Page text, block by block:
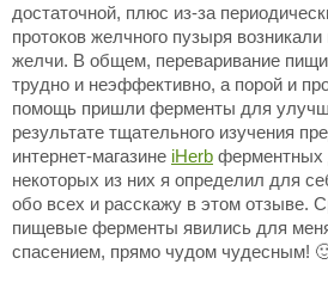
достаточной, плюс из-за
протоков желчного пузыря
желчи. В общем, переваривание
трудно и неэффективно, а порой и
помощь пришли ферменты для
результате тщательного изучения
интернет-магазине iHerb ферментных
некоторых из них я определил для
обо всех и расскажу в этом отзыве.
пищевые ферменты явились для
спасением, прямо чудом чудесным!